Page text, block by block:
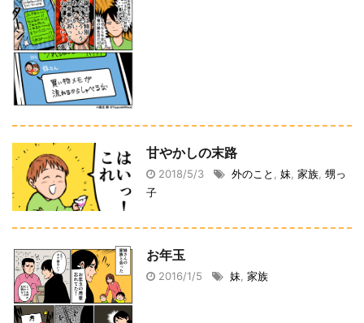
甘やかしの末路
2018/5/3 外のこと 妹 家族 甥っ
子
お年玉
2016/1/5 妹, 家族